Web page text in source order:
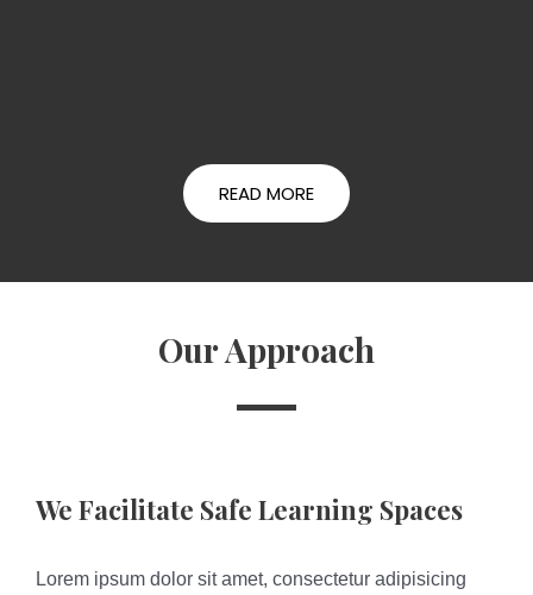
READ MORE
Our Approach
We Facilitate Safe Learning Spaces
Lorem ipsum dolor sit amet, consectetur adipisicing